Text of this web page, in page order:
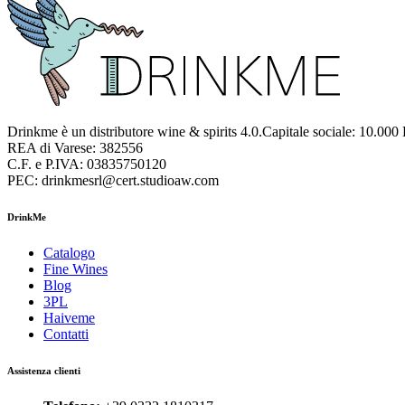
Drinkme è un distributore wine & spirits 4.0.Capitale sociale: 10.000
REA di Varese: 382556
C.F. e P.IVA: 03835750120
PEC: drinkmesrl@cert.studioaw.com
DrinkMe
Catalogo
Fine Wines
Blog
3PL
Haiveme
Contatti
Assistenza clienti